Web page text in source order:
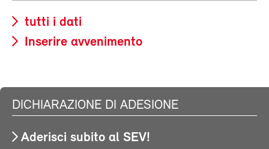
tutti i dati
Inserire avvenimento
DICHIARAZIONE DI ADESIONE
Aderisci subito al SEV!